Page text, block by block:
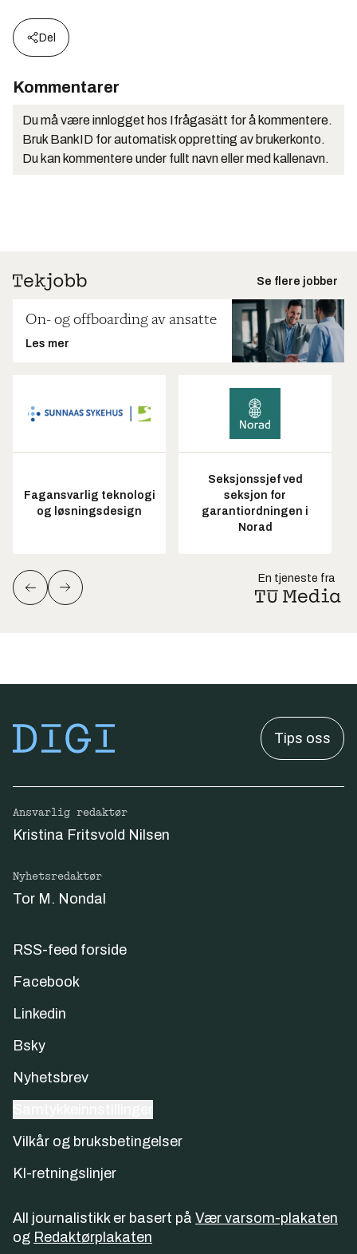
Del
Kommentarer
Du må være innlogget hos Ifrågasätt for å kommentere.
Bruk BankID for automatisk oppretting av brukerkonto.
Du kan kommentere under fullt navn eller med kallenavn.
Se flere jobber
On- og offboarding av ansatte
Les mer
Fagansvarlig teknologi
og løsningsdesign
Seksjonssjef ved
seksjon for
garantiordningen i
Norad
En tjeneste fra
Tips oss
Ansvarlig redaktør
Kristina Fritsvold Nilsen
Nyhetsredaktør
Tor M. Nondal
RSS-feed forside
Facebook
Linkedin
Bsky
Nyhetsbrev
Vilkår og bruksbetingelser
KI-retningslinjer
All journalistikk er basert på Vær varsom-plakaten
og Redaktørplakaten